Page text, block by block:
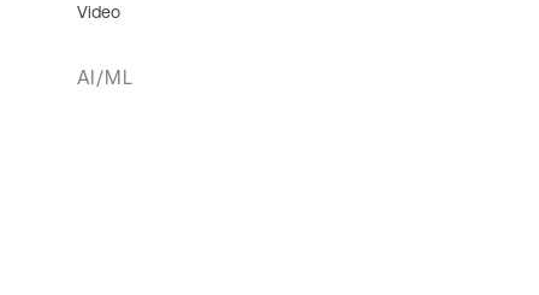
Video
AI/ML